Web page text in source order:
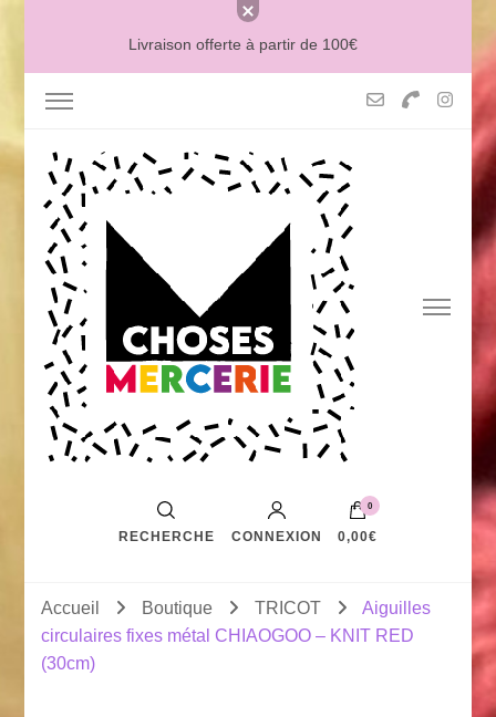
Livraison offerte à partir de 100€
MERCERIE MCHOSES
RECHERCHE CONNEXION
0
0,00€
Accueil Boutique TRICOT
Aiguilles
circulaires fixes métal CHIAOGOO – KNIT RED
(30cm)